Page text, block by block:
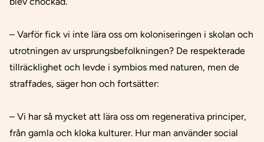
– Varför fick vi inte lära oss om koloniseringen i skolan och
utrotningen av ursprungsbefolkningen? De respekterade
tillräcklighet och levde i symbios med naturen, men de
straffades, säger hon och fortsätter:
– Vi har så mycket att lära oss om regenerativa principer,
från gamla och kloka kulturer. Hur man använder social